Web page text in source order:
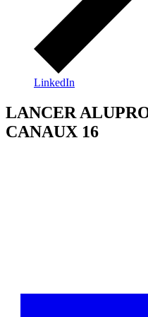
LinkedIn
LANCER
CANAUX 16